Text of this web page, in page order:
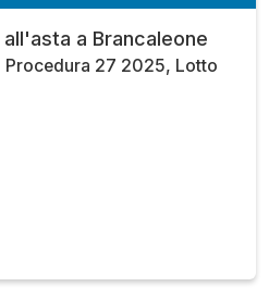
all'asta a Brancaleone
Procedura 27 2025, Lotto